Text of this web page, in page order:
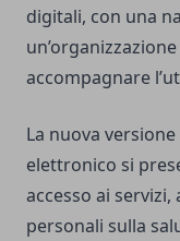
digitali, con una
accompagnare
La nuova
elettronico si
accesso ai
personali sulla